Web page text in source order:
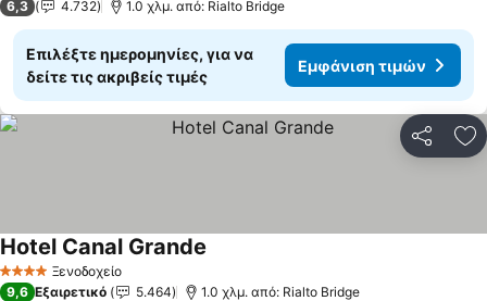
6,3 4.732 1.0 χλμ. από: Rialto Bridge
Επιλέξτε ημερομηνίες, για να
δείτε τις ακριβείς τιμές
Εμφάνιση τιμών
4 ΑστέριαΞενοδοχείο
Hotel Canal Grande
9,6 Εξαιρετικό 5.464 1.0 χλμ. από: Rialto Bridge